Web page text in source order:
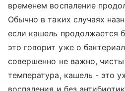
временем воспаление
Обычно в таких случаях
если кашель продолжается
это говорит уже о
совершенно не важно,
температура, кашель - это
воспаления и без